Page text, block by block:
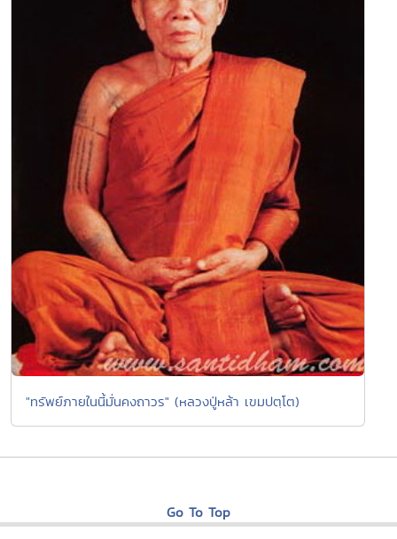
"ทรัพย์ภายในนี้มั่นคงถาวร" (หลวงปู่หล้า เขมปตฺโต)
Go To Top